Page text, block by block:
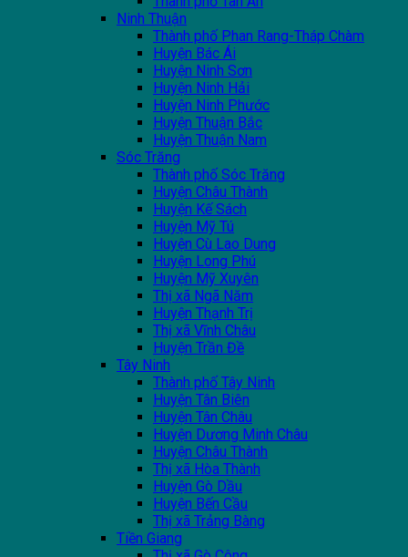
Ninh Thuận
Thành phố Phan Rang-Tháp Chàm
Huyện Bác Ái
Huyện Ninh Sơn
Huyện Ninh Hải
Huyện Ninh Phước
Huyện Thuận Bắc
Huyện Thuận Nam
Sóc Trăng
Thành phố Sóc Trăng
Huyện Châu Thành
Huyện Kế Sách
Huyện Mỹ Tú
Huyện Cù Lao Dung
Huyện Long Phú
Huyện Mỹ Xuyên
Thị xã Ngã Năm
Huyện Thạnh Trị
Thị xã Vĩnh Châu
Huyện Trần Đề
Tây Ninh
Thành phố Tây Ninh
Huyện Tân Biên
Huyện Tân Châu
Huyện Dương Minh Châu
Huyện Châu Thành
Thị xã Hòa Thành
Huyện Gò Dầu
Huyện Bến Cầu
Thị xã Trảng Bàng
Tiền Giang